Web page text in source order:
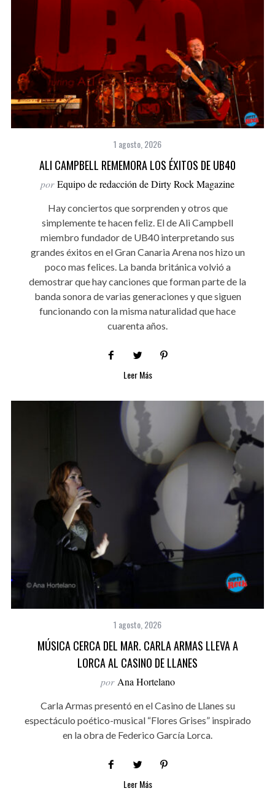
1 agosto, 2026
ALI CAMPBELL REMEMORA LOS ÉXITOS DE UB40
por Equipo de redacción de Dirty Rock Magazine
Hay conciertos que sorprenden y otros que
simplemente te hacen feliz. El de Ali Campbell
miembro fundador de UB40 interpretando sus
grandes éxitos en el Gran Canaria Arena nos hizo un
poco mas felices. La banda británica volvió a
demostrar que hay canciones que forman parte de la
banda sonora de varias generaciones y que siguen
funcionando con la misma naturalidad que hace
cuarenta años.
Leer Más
1 agosto, 2026
MÚSICA CERCA DEL MAR. CARLA ARMAS LLEVA A
LORCA AL CASINO DE LLANES
por Ana Hortelano
Carla Armas presentó en el Casino de Llanes su
espectáculo poético-musical “Flores Grises” inspirado
en la obra de Federico García Lorca.
Leer Más